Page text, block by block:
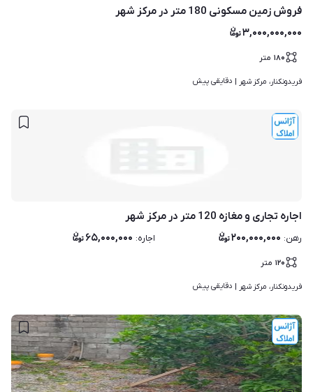
فروش زمین مسکونی 180 متر در مرکز شهر
۳,۰۰۰,۰۰۰,۰۰۰
۱۸۰ متر
فریدونکنار، مرکز شهر | دقایقی پیش
اجاره تجاری و مغازه 120 متر در مرکز شهر
رهن: ۲۰۰,۰۰۰,۰۰۰ اجاره: ۶۵,۰۰۰,۰۰۰
۱۲۰ متر
فریدونکنار، مرکز شهر | دقایقی پیش